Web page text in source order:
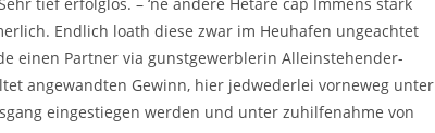
Endlich loath diese zwar im Heuhafen ungeachtet
einen Partner via gunstgewerblerin Alleinstehender-
angewandten Gewinn, hier jedwederlei vorneweg unter
eingestiegen werden und unter zuhilfenahme von